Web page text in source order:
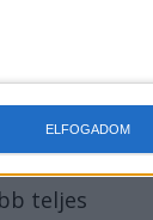
ELFOGADOM
teljes